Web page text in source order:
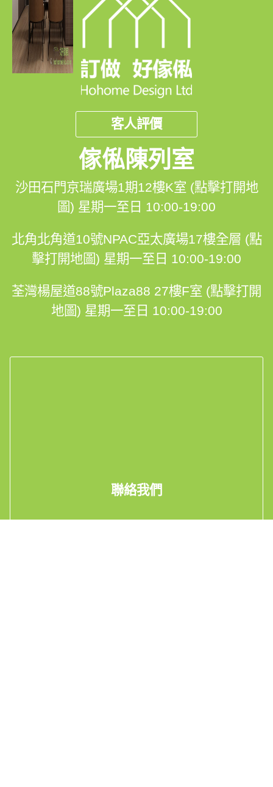
客人評價
傢俬陳列室
沙田石門京瑞廣場1期12樓K室 (點擊打開地
圖) 星期一至日 10:00-19:00
北角北角道10號NPAC亞太廣場17樓全層 (點
擊打開地圖) 星期一至日 10:00-19:00
荃灣楊屋道88號Plaza88 27樓F室 (點擊打開
地圖) 星期一至日 10:00-19:00
聯絡我們